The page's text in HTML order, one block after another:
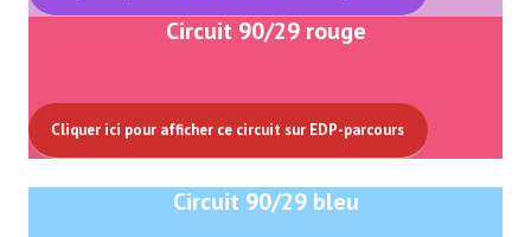
Circuit 90/29 rouge
Cliquer ici pour afficher ce circuit sur EDP-parcours
Circuit 90/29 bleu